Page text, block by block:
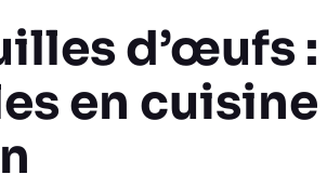
d’œufs :
en cuisine